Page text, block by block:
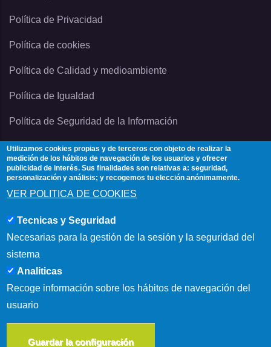
Política de Privacidad
Política de cookies
Política de Calidad y medioambiente
Política de Igualdad
Política de Seguridad de la Información
Contacta
Forma3Almeria en:
Utilizamos cookies propias y de terceros con objeto de realizar la
medición de los hábitos de navegación de los usuarios y ofrecer
publicidad de interés. Sus finalidades son relativas a: seguridad,
personalización y análisis; y recogemos tu elección anónimamente.
VER POLITICA DE COOKIES
Tecnicas y Seguridad
Necesarias para la gestión de la sesión y la seguridad del
sistema
Analiticas
Recoge información sobre los hábitos de navegación del
usuario
Guardar la configuración